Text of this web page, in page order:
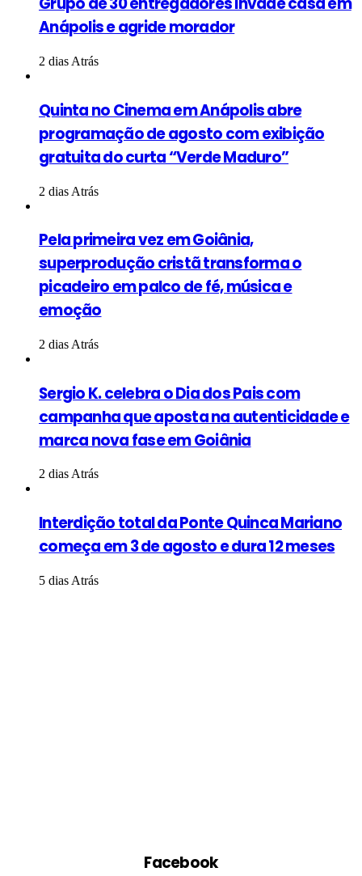
Anápolis e agride morador
2 dias Atrás
Quinta no Cinema em Anápolis abre
programação de agosto com exibição
gratuita do curta “Verde Maduro”
2 dias Atrás
Pela primeira vez em Goiânia,
superprodução cristã transforma o
picadeiro em palco de fé, música e
emoção
2 dias Atrás
Sergio K. celebra o Dia dos Pais com
campanha que aposta na autenticidade e
marca nova fase em Goiânia
2 dias Atrás
Interdição total da Ponte Quinca Mariano
começa em 3 de agosto e dura 12 meses
5 dias Atrás
Facebook